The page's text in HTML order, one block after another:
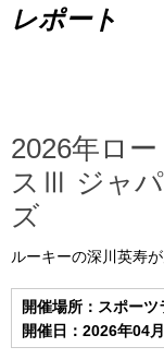
レース開催
レポート
2026年ロ
スⅢ ジャ
ズ
ルーキーの深川英寿
開催場所：スポーツ
開催日：2026年04